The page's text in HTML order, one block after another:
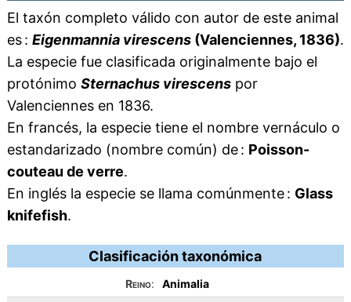
El taxón completo válido con autor de este animal
es : Eigenmannia virescens(Valenciennes, 1836).
La especie fue clasificada originalmente bajo el
protónimo Sternachus virescenspor
Valenciennes en 1836.
En francés, la especie tiene el nombre vernáculo o
estandarizado (nombre común) de : Poisson-
couteau de verre.
En inglés la especie se llama comúnmente : Glass
knifefish.
Clasificación taxonómica
Reino:
Animalia